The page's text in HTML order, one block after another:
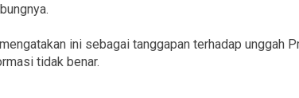
ini sebagai tanggapan terhadap unggah
tidak benar.